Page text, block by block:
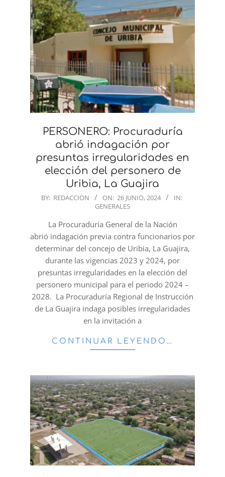
PERSONERO: Procuraduría
abrió indagación por
presuntas irregularidades en
elección del personero de
Uribia, La Guajira
2024-
BY: REDACCION ON: 26 JUNIO, 2024
IN:
GENERALES
La Procuraduría General de la Nación
abrió indagación previa contra funcionarios por
determinar del concejo de Uribia, La Guajira,
durante las vigencias 2023 y 2024, por
presuntas irregularidades en la elección del
personero municipal para el periodo 2024 –
2028. La Procuraduría Regional de Instrucción
de La Guajira indaga posibles irregularidades
en la invitación a
CONTINUAR LEYENDO…